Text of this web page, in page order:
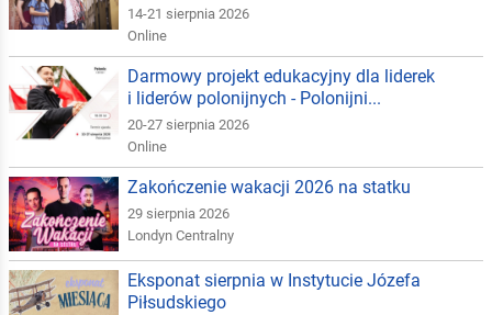
14-21 sierpnia 2026
Online
Darmowy projekt edukacyjny dla liderek
i liderów polonijnych - Polonijni...
20-27 sierpnia 2026
Online
Zakończenie wakacji 2026 na statku
29 sierpnia 2026
Londyn Centralny
Eksponat sierpnia w Instytucie Józefa
Piłsudskiego